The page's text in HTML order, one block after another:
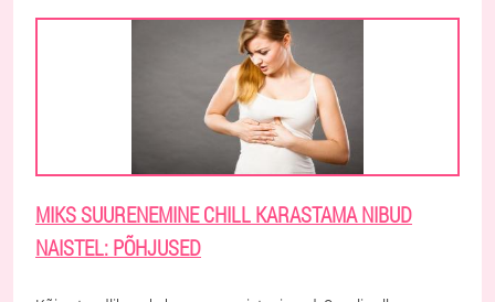
MIKS SUURENEMINE CHILL KARASTAMA NIBUD
NAISTEL: PÕHJUSED